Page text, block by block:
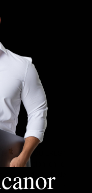
- ¿LO QUIERES?
habitacion en el
residencial de
- Piso 18vo -